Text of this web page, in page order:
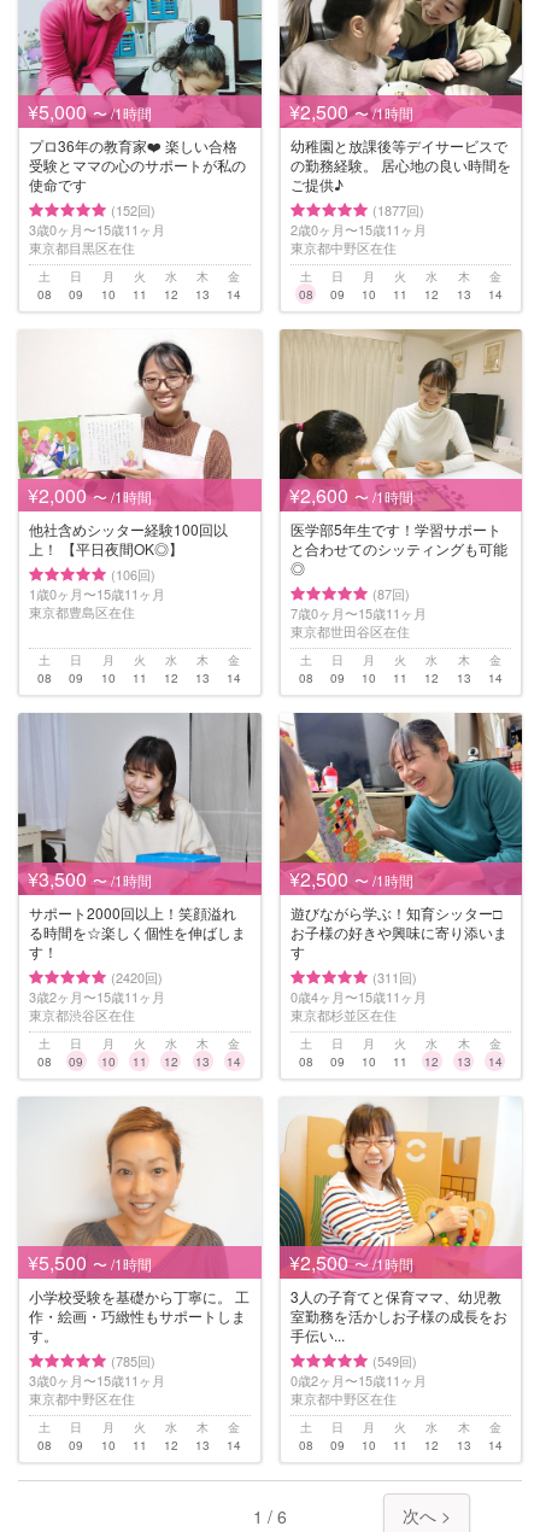
¥5,000 〜 /1時間
プロ36年の教育家❤️ 楽しい合格
受験とママの心のサポートが私の
使命です
(152回)
3歳0ヶ月〜15歳11ヶ月
東京都目黒区在住
土
08
日
09
月
10
火
11
水
12
木
13
金
14
¥2,500 〜 /1時間
幼稚園と放課後等デイサービスで
の勤務経験。 居心地の良い時間を
ご提供♪
(1877回)
2歳0ヶ月〜15歳11ヶ月
東京都中野区在住
土
08
日
09
月
10
火
11
水
12
木
13
金
14
¥2,000 〜 /1時間
他社含めシッター経験100回以
上！ 【平日夜間OK◎】
(106回)
1歳0ヶ月〜15歳11ヶ月
東京都豊島区在住
土
08
日
09
月
10
火
11
水
12
木
13
金
14
¥2,600 〜 /1時間
医学部5年生です！学習サポート
と合わせてのシッティングも可能
◎
(87回)
7歳0ヶ月〜15歳11ヶ月
東京都世田谷区在住
土
08
日
09
月
10
火
11
水
12
木
13
金
14
¥3,500 〜 /1時間
サポート2000回以上！笑顔溢れ
る時間を☆楽しく個性を伸ばしま
す！
(2420回)
3歳2ヶ月〜15歳11ヶ月
東京都渋谷区在住
土
08
日
09
月
10
火
11
水
12
木
13
金
14
¥2,500 〜 /1時間
遊びながら学ぶ！知育シッター□︎︎
お子様の好きや興味に寄り添いま
す
(311回)
0歳4ヶ月〜15歳11ヶ月
東京都杉並区在住
土
08
日
09
月
10
火
11
水
12
木
13
金
14
¥5,500 〜 /1時間
小学校受験を基礎から丁寧に。 工
作・絵画・巧緻性もサポートしま
す。
(785回)
3歳0ヶ月〜15歳11ヶ月
東京都中野区在住
土
08
日
09
月
10
火
11
水
12
木
13
金
14
¥2,500 〜 /1時間
3人の子育てと保育ママ、幼児教
室勤務を活かしお子様の成長をお
手伝い...
(549回)
0歳2ヶ月〜15歳11ヶ月
東京都中野区在住
土
08
日
09
月
10
火
11
水
12
木
13
金
14
1 / 6 次へ >